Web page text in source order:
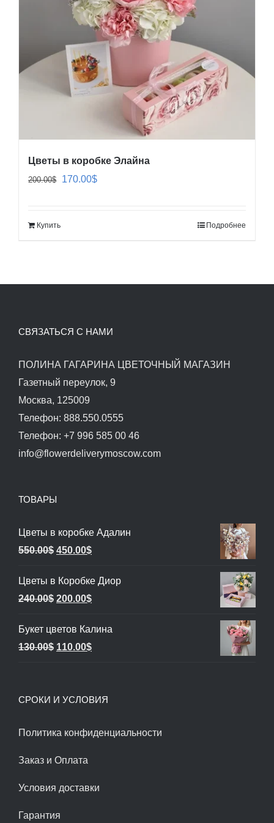
Цветы в коробке Элайна
200.00$
Первоначальная
170.00$Текущая
Купить Подробнее
СВЯЗАТЬСЯ С НАМИ
ПОЛИНА ГАГАРИНА ЦВЕТОЧНЫЙ МАГАЗИН
Газетный переулок, 9
Москва, 125009
Телефон: 888.550.0555
Телефон: +7 996 585 00 46
info@flowerdeliverymoscow.com
ТОВАРЫ
Цветы в коробке Адалин
550.00$ Первоначальная
составляла
550.00$.
450.00$Текущая
450.00$.
Цветы в Коробке Диор
240.00$ Первоначальная
составляла
240.00$.
200.00$Текущая
200.00$.
Букет цветов Калина
130.00$ Первоначальная
130.00$.
110.00$Текущая
СРОКИ И УСЛОВИЯ
Политика конфиденциальности
Заказ и Оплата
Условия доставки
Гарантия